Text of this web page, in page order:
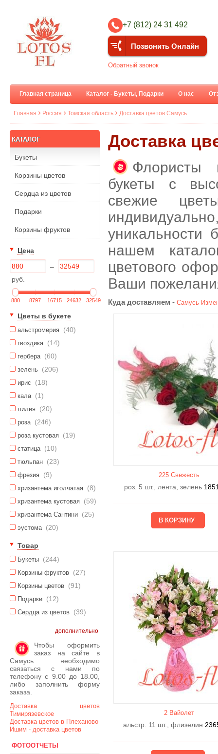
+7 (812) 24 31 492
Позвонить Онлайн
Обратный звонок
Главная страница Каталог - Букеты, Подарки О нас
Главная Россия Томская область Доставка цветов Самусь
КАТАЛОГ
Букеты
Корзины цветов
Сердца из цветов
Подарки
Корзины фруктов
Цена
–
руб.
880 8797 16715 24632 32549
Цветы в букете
альстромерия (40)
гвоздика (14)
гербера (60)
зелень (206)
ирис (18)
кала (1)
лилия (20)
роза (246)
роза кустовая (19)
статица (10)
тюльпан (23)
фрезия (9)
хризантема иголчатая (8)
хризантема кустовая (59)
хризантема Сантини (25)
эустома (20)
Товар
Букеты (244)
Корзины фруктов (27)
Корзины цветов (91)
Подарки (12)
Сердца из цветов (39)
дополнительно
Чтобы оформить
заказ на сайте в
Самусь необходимо
связаться с нами по
телефону с 9.00 до 18.00,
либо заполнить форму
заказа.
Доставка цветов
Тимирязевское
Доставка цветов в Плеханово
Ишим - доставка цветов
ФОТООТЧЕТЫ
Доставка
Флористы
букеты с
свежие
уникальности
нашем
цветового
Ваши
Куда доставляем - Самусь
225 Свежесть
роз. 5 шт., лента, зелень
2 Вайолет
альстр. 11 шт., флизелин